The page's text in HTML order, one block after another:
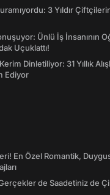
3 Yıldır
Ünlü İş İnsanının
Uçuklattı!
Dinletiliyor: 31 Yıllık
Ediyor
En Özel Romantik,
de Saadetiniz de